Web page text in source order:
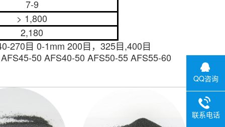
7-9
> 1,800
2,180
270目 0-1mm 200目，325目,400目
50 AFS40-50 AFS50-55 AFS55-60
QQ咨询
联系电话